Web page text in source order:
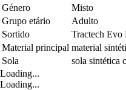
Género
Misto
Grupo etário
Adulto
Sortido
Tractech Evo
Material principal material
Sola
sola sintética
Loading...
Loading...